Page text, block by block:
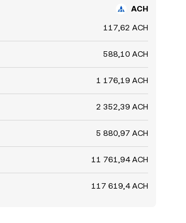
ACH
117,62 ACH
588,10 ACH
1 176,19 ACH
2 352,39 ACH
5 880,97 ACH
11 761,94 ACH
117 619,4 ACH